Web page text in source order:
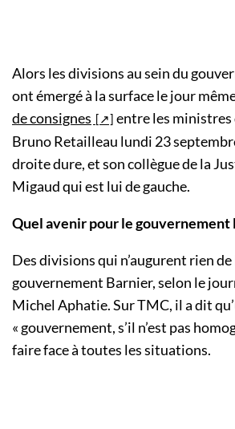
Alors les divisions au sein du
ont émergé à la surface le jour
de consignes
entre les ministres
Bruno Retailleau lundi 23
droite dure, et son collègue de la
Migaud qui est lui de gauche.
Quel avenir pour le gouvernement
Des divisions qui n’augurent rien
gouvernement Barnier, selon le
Michel Aphatie. Sur TMC, il a dit
« gouvernement, s’il n’est pas
faire face à toutes les situations.